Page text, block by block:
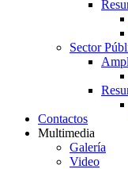
Sector
Contactos
Multimedia
Galería
Video